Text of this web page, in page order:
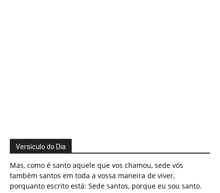
Versículo do Dia
Mas, como é santo aquele que vos chamou, sede vós
também santos em toda a vossa maneira de viver,
porquanto escrito está: Sede santos, porque eu sou santo.